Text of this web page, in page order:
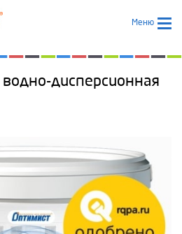
Меню
дисперсионная